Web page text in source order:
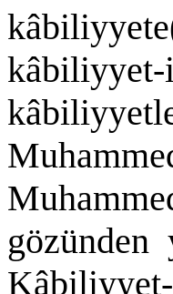
kâbiliyyete
kâbiliyyet-
gözünden